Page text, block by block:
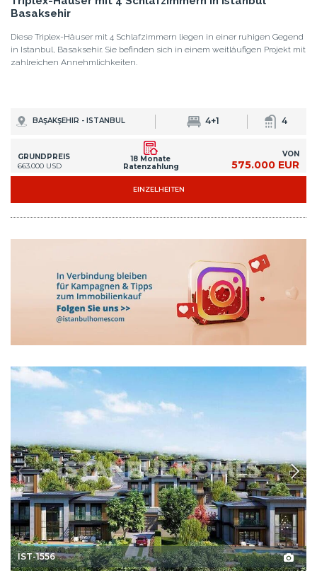
Basaksehir
Diese Triplex-Häuser mit 4 Schlafzimmern liegen in einer ruhigen Gegend
in Istanbul, Basaksehir. Sie befinden sich in einem weitläufigen Projekt mit
zahlreichen Annehmlichkeiten.
BAŞAKŞEHIR - ISTANBUL 4+1 4
GRUNDPREIS
663.000 USD
18 Monate
Ratenzahlung
VON
575.000 EUR
EINZELHEITEN
IST-1556